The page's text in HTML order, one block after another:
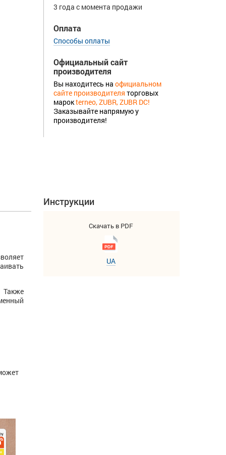
3 года с момента продажи
Оплата
Способы оплаты
Официальный сайт
производителя
Вы находитесь на официальном
сайте производителя торговых
марокterneo, ZUBR, ZUBR DC!
Заказывайте напрямую у
производителя!
Также
Инструкции
Скачать в PDF
UA